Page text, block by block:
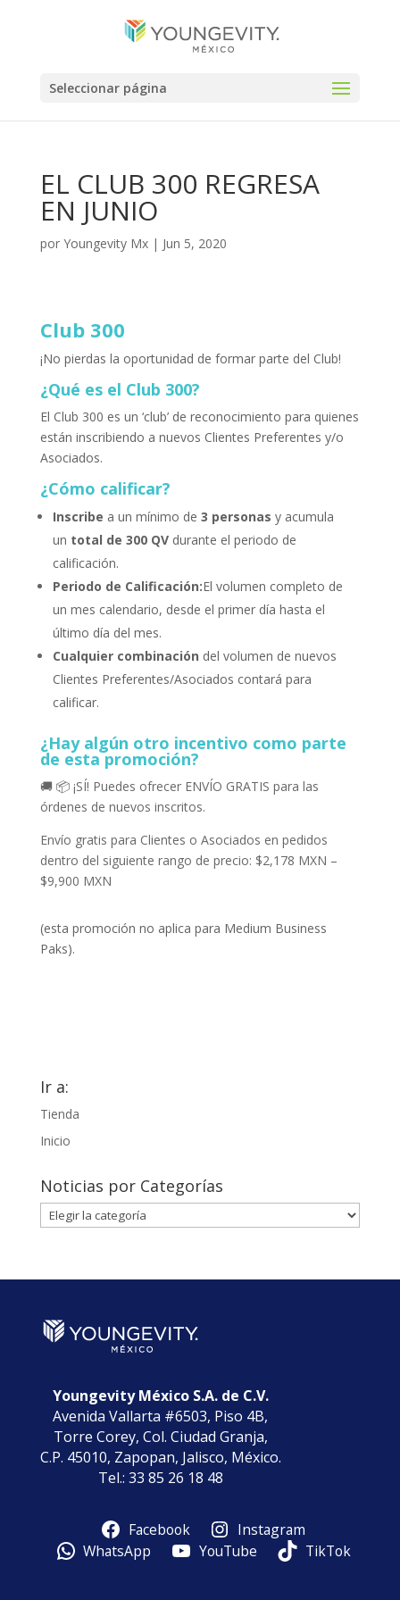
Seleccionar página
EL CLUB 300 REGRESA
EN JUNIO
por Youngevity Mx| Jun 5, 2020
Club 300
¡No pierdas la oportunidad de formar parte del Club!
¿Qué es el Club 300?
El Club 300 es un ‘club’ de reconocimiento para quienes
están inscribiendo a nuevos Clientes Preferentes y/o
Asociados.
¿Cómo calificar?
Inscribe a un mínimo de 3 personas y acumula
un total de 300 QVdurante el periodo de
calificación.
Periodo de Calificación:El volumen completo de
un mes calendario, desde el primer día hasta el
último día del mes.
Cualquier combinación del volumen de nuevos
Clientes Preferentes/Asociados contará para
calificar.
¿Hay algún otro incentivo como parte
de esta promoción?
🚚 📦 ¡SÍ! Puedes ofrecer ENVÍO GRATIS para las
órdenes de nuevos inscritos.
Envío gratis para Clientes o Asociados en pedidos
dentro del siguiente rango de precio: $2,178 MXN –
$9,900 MXN
(esta promoción no aplica para Medium Business
Paks).
Ir a:
Tienda
Inicio
Noticias por Categorías
Noticias
por
Youngevity México S.A. de C.V.
Avenida Vallarta #6503, Piso 4B,
Torre Corey, Col. Ciudad Granja,
C.P. 45010, Zapopan, Jalisco, México.
Tel.: 33 85 26 18 48
Facebook
Instagram
WhatsApp
YouTube TikTok